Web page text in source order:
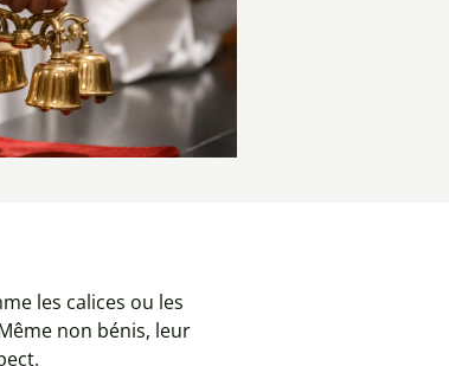
les calices ou les
non bénis, leur